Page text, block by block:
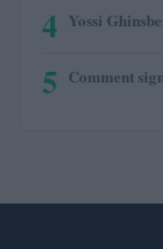
4 Yossi
5 Comment